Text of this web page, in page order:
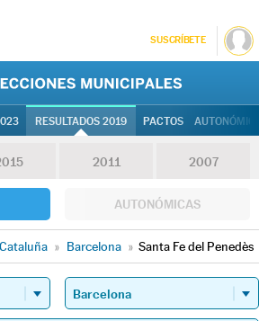
SUSCRÍBETE
RESULTADOS 2019 PACTOS
2011 2007
AUTONÓMICAS
Cataluña » Barcelona » Santa Fe del Penedès